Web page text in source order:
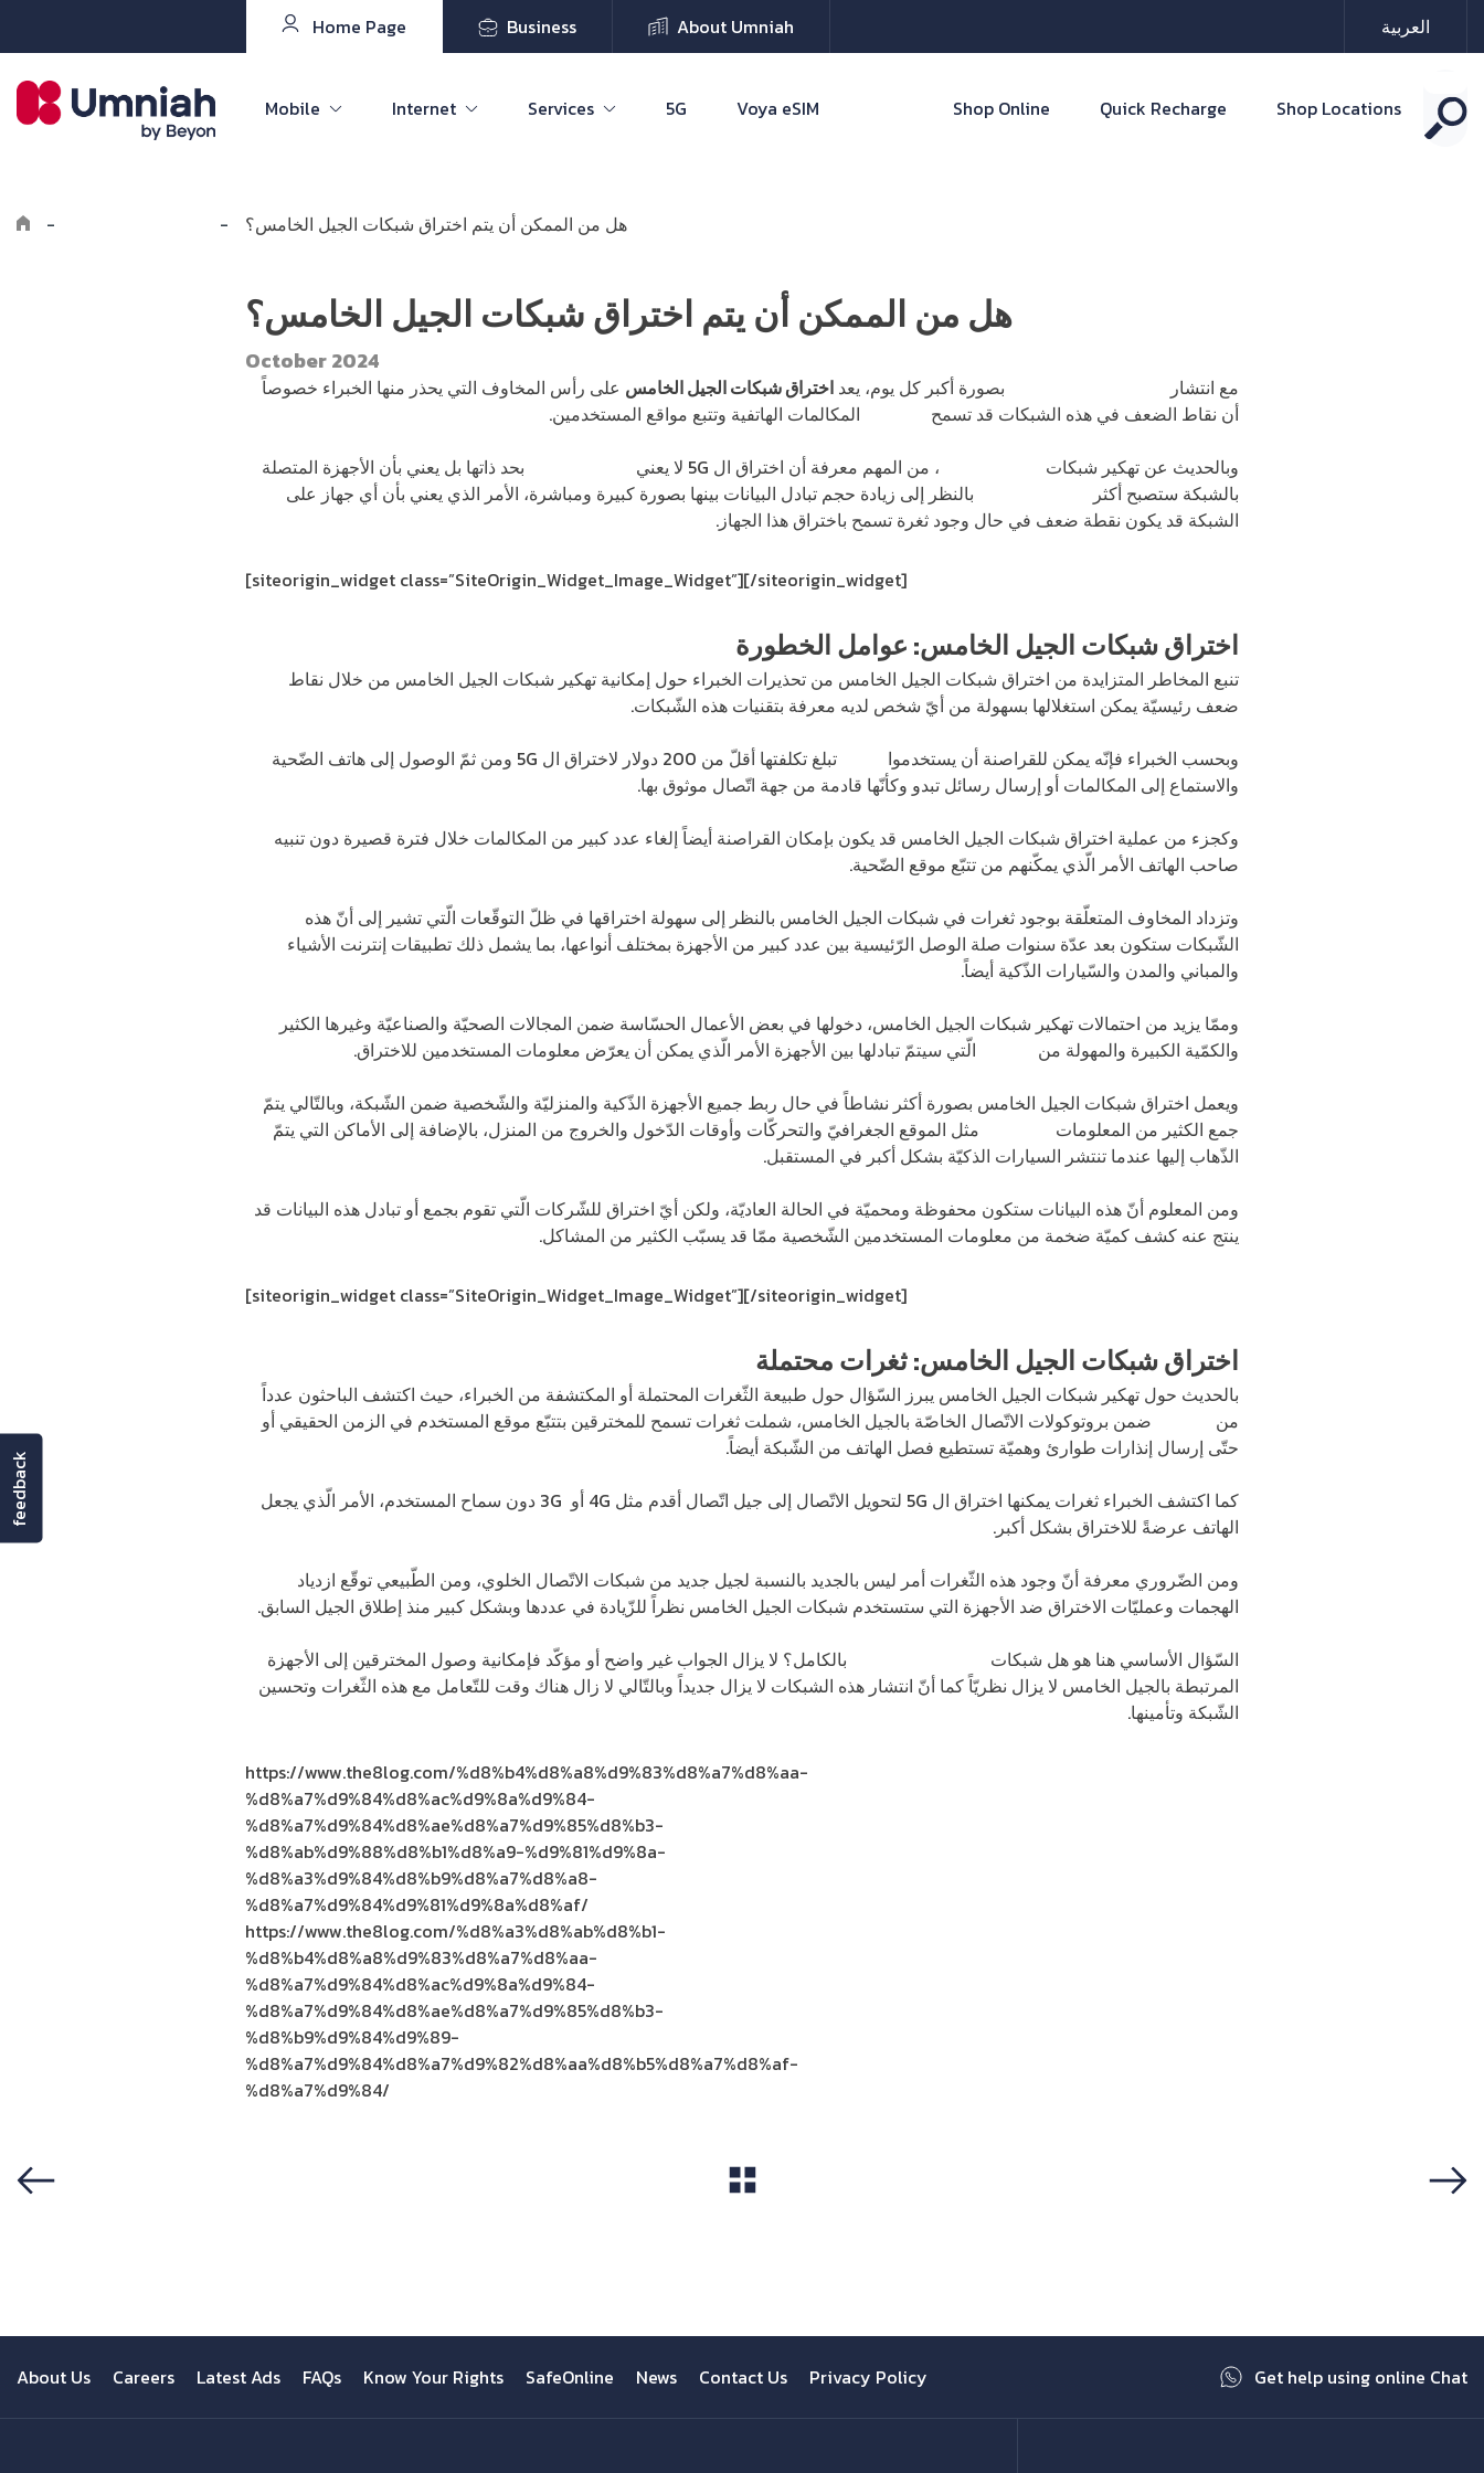
Home Page Business About Umniah العربية
Mobile Internet Services 5G Voya eSIM Shop Online Quick Recharge Shop Locations
- - هل من الممكن أن يتم اختراق شبكات الجيل الخامس؟
هل من الممكن أن يتم اختراق شبكات الجيل الخامس؟
October 2024
مع انتشار بصورة أكبر كل يوم، يعد اختراق شبكات الجيل الخامس على رأس المخاوف التي يحذر منها الخبراء خصوصاً
أن نقاط الضعف في هذه الشبكات قد تسمح
المكالمات الهاتفية وتتبع مواقع المستخدمين.
وبالحديث عن تهكير شبكات
، من المهم معرفة أن اختراق ال 5G لا يعني
بحد ذاتها بل يعني بأن الأجهزة المتصلة
بالشبكة ستصبح أكثر
بالنظر إلى زيادة حجم تبادل البيانات بينها بصورة كبيرة ومباشرة، الأمر الذي يعني بأن أي جهاز على
الشبكة قد يكون نقطة ضعف في حال وجود ثغرة تسمح باختراق هذا الجهاز.
[siteorigin_widget class=”SiteOrigin_Widget_Image_Widget”][/siteorigin_widget]
اختراق شبكات الجيل الخامس: عوامل الخطورة
تنبع المخاطر المتزايدة من اختراق شبكات الجيل الخامس من تحذيرات الخبراء حول إمكانية تهكير شبكات الجيل الخامس من خلال نقاط
ضعف رئيسيّة يمكن استغلالها بسهولة من أيّ شخص لديه معرفة بتقنيات هذه الشّبكات.
وبحسب الخبراء فإنّه يمكن للقراصنة أن يستخدموا
تبلغ تكلفتها أقلّ من 200 دولار لاختراق ال 5G ومن ثمّ الوصول إلى هاتف الضّحية
والاستماع إلى المكالمات أو إرسال رسائل تبدو وكأنّها قادمة من جهة اتّصال موثوق بها.
وكجزء من عملية اختراق شبكات الجيل الخامس قد يكون بإمكان القراصنة أيضاً إلغاء عدد كبير من المكالمات خلال فترة قصيرة دون تنبيه
صاحب الهاتف الأمر الّذي يمكّنهم من تتبّع موقع الضّحية.
وتزداد المخاوف المتعلّقة بوجود ثغرات في شبكات الجيل الخامس بالنظر إلى سهولة اختراقها في ظلّ التوقّعات الّتي تشير إلى أنّ هذه
الشّبكات ستكون بعد عدّة سنوات صلة الوصل الرّئيسية بين عدد كبير من الأجهزة بمختلف أنواعها، بما يشمل ذلك تطبيقات إنترنت الأشياء
والمباني والمدن والسّيارات الذّكية أيضاً.
وممّا يزيد من احتمالات تهكير شبكات الجيل الخامس، دخولها في بعض الأعمال الحسّاسة ضمن المجالات الصحيّة والصناعيّة وغيرها الكثير
والكمّية الكبيرة والمهولة من
الّتي سيتمّ تبادلها بين الأجهزة الأمر الّذي يمكن أن يعرّض معلومات المستخدمين للاختراق.
ويعمل اختراق شبكات الجيل الخامس بصورة أكثر نشاطاً في حال ربط جميع الأجهزة الذّكية والمنزليّة والشّخصية ضمن الشّبكة، وبالتّالي يتمّ
جمع الكثير من المعلومات
مثل الموقع الجغرافيّ والتحركّات وأوقات الدّخول والخروج من المنزل، بالإضافة إلى الأماكن التي يتمّ
الذّهاب إليها عندما تنتشر السيارات الذكيّة بشكل أكبر في المستقبل.
ومن المعلوم أنّ هذه البيانات ستكون محفوظة ومحميّة في الحالة العاديّة، ولكن أيّ اختراق للشّركات الّتي تقوم بجمع أو تبادل هذه البيانات قد
ينتج عنه كشف كميّة ضخمة من معلومات المستخدمين الشّخصية ممّا قد يسبّب الكثير من المشاكل.
[siteorigin_widget class=”SiteOrigin_Widget_Image_Widget”][/siteorigin_widget]
اختراق شبكات الجيل الخامس: ثغرات محتملة
بالحديث حول تهكير شبكات الجيل الخامس يبرز السّؤال حول طبيعة الثّغرات المحتملة أو المكتشفة من الخبراء، حيث اكتشف الباحثون عدداً
من
ضمن بروتوكولات الاتّصال الخاصّة بالجيل الخامس، شملت ثغرات تسمح للمخترقين بتتبّع موقع المستخدم في الزمن الحقيقي أو
حتّى إرسال إنذارات طوارئ وهميّة تستطيع فصل الهاتف من الشّبكة أيضاً.
كما اكتشف الخبراء ثغرات يمكنها اختراق ال 5G لتحويل الاتّصال إلى جيل اتّصال أقدم مثل 4G أو 3G دون سماح المستخدم، الأمر الّذي يجعل
الهاتف عرضةً للاختراق بشكل أكبر.
ومن الضّروري معرفة أنّ وجود هذه الثّغرات أمر ليس بالجديد بالنسبة لجيل جديد من شبكات الاتّصال الخلوي، ومن الطّبيعي توقّع ازدياد
الهجمات وعمليّات الاختراق ضد الأجهزة التي ستستخدم شبكات الجيل الخامس نظراً للزّيادة في عددها وبشكل كبير منذ إطلاق الجيل السابق.
السّؤال الأساسي هنا هو هل شبكات
بالكامل؟ لا يزال الجواب غير واضح أو مؤكّد فإمكانية وصول المخترقين إلى الأجهزة
المرتبطة بالجيل الخامس لا يزال نظريّاً كما أنّ انتشار هذه الشبكات لا يزال جديداً وبالتّالي لا زال هناك وقت للتّعامل مع هذه الثّغرات وتحسين
الشّبكة وتأمينها.
https://www.the8log.com/%d8%b4%d8%a8%d9%83%d8%a7%d8%aa-
%d8%a7%d9%84%d8%ac%d9%8a%d9%84-
%d8%a7%d9%84%d8%ae%d8%a7%d9%85%d8%b3-
%d8%ab%d9%88%d8%b1%d8%a9-%d9%81%d9%8a-
%d8%a3%d9%84%d8%b9%d8%a7%d8%a8-
%d8%a7%d9%84%d9%81%d9%8a%d8%af/
https://www.the8log.com/%d8%a3%d8%ab%d8%b1-
%d8%b4%d8%a8%d9%83%d8%a7%d8%aa-
%d8%a7%d9%84%d8%ac%d9%8a%d9%84-
%d8%a7%d9%84%d8%ae%d8%a7%d9%85%d8%b3-
%d8%b9%d9%84%d9%89-
%d8%a7%d9%84%d8%a7%d9%82%d8%aa%d8%b5%d8%a7%d8%af-
%d8%a7%d9%84/
About Us Careers Latest Ads FAQs Know Your Rights SafeOnline News Contact Us Privacy Policy Get help using online Chat
feedback